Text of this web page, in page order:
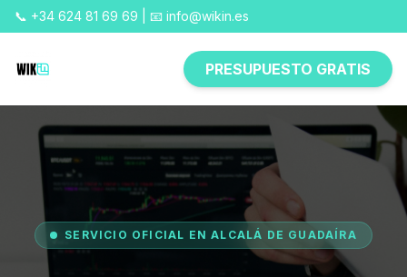
📞 +34 624 81 69 69 | 📧 info@wikin.es
PRESUPUESTO GRATIS
SERVICIO OFICIAL EN ALCALÁ DE GUADAÍRA